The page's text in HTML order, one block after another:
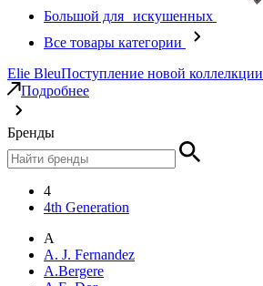
Большой для искушенных
Все товары категории
Elie BleuПоступление новой коллелкции
Подробнее
Бренды
4
4th Generation
A
A. J. Fernandez
A.Bergere